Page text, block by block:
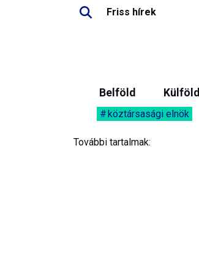
Friss hírek
Belföld Külföld
köztársasági elnök
További tartalmak: